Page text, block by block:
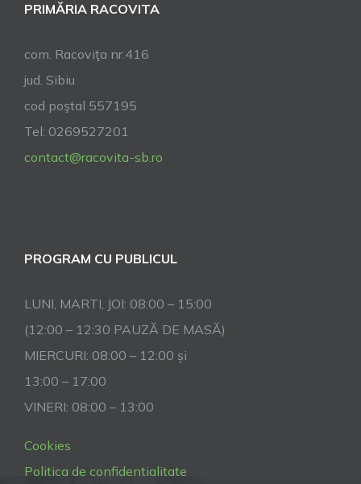
PRIMĂRIA RACOVITA
com. Racoviţa nr.416
jud. Sibiu
cod poştal 557195
Tel: 0269527201
contact@racovita-sb.ro
PROGRAM CU PUBLICUL
LUNI, MARTI, JOI: 08:00 – 15:00
(12:00 – 12:30 PAUZĂ DE MASĂ)
MIERCURI: 08:00 – 12:00 și
13:00 – 17:00
VINERI: 08:00 – 13:00
Cookies
Politica de confidentialitate